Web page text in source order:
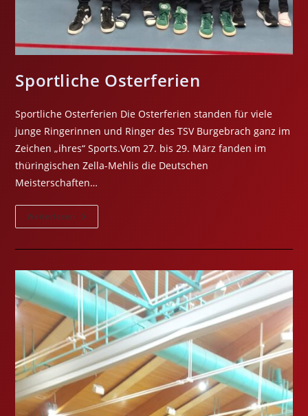
Sportliche Osterferien
Sportliche Osterferien Die Osterferien standen für viele
junge Ringerinnen und Ringer des TSV Burgebrach ganz im
Zeichen „ihres“ Sports.Vom 27. bis 29. März fanden im
thüringischen Zella-Mehlis die Deutschen
Meisterschaften…
Weiterlesen Sportliche
Osterferien